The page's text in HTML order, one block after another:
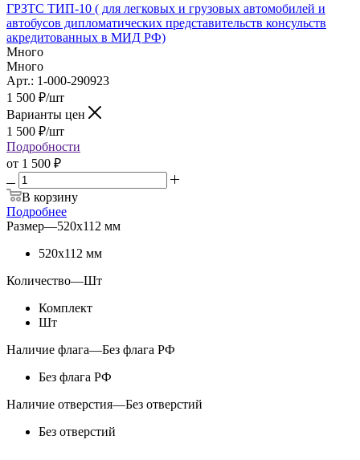
ГРЗТС ТИП-10 ( для легковых и грузовых автомобилей и
автобусов дипломатических представительств консульств
акредитованных в МИД РФ)
Много
Много
Арт.: 1-000-290923
1 500 ₽/шт
Варианты цен
1 500 ₽/шт
Подробности
от 1 500 ₽
В корзину
Подробнее
Размер—520х112 мм
520х112 мм
Количество—Шт
Комплект
Шт
Наличие флага—Без флага РФ
Без флага РФ
Наличие отверстия—Без отверстий
Без отверстий